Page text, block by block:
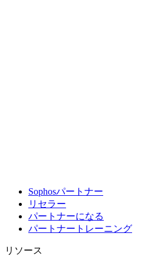
Sophosパートナー
リセラー
パートナーになる
パートナートレーニング
リソース